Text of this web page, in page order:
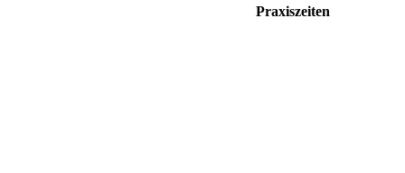
Praxiszeiten